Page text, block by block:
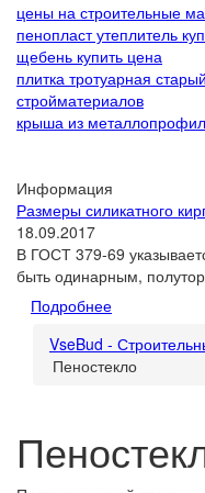
цены на строительные
пенопласт утеплитель
щебень купить цена
плитка тротуарная
стройматериалов
крыша из
Информация
Размеры силикатного
18.09.2017
В ГОСТ 379-69
быть одинарным,
Подробнее
VseBud -
Пеностекло